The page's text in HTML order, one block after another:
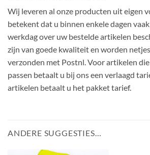
Wij leveren al onze producten uit eigen
betekent dat u binnen enkele dagen
werkdag over uw bestelde artikelen
zijn van goede kwaliteit en worden
verzonden met Postnl. Voor artikelen
passen betaalt u bij ons een verlaagd
artikelen betaalt u het pakket tarief.
ANDERE SUGGESTIES…